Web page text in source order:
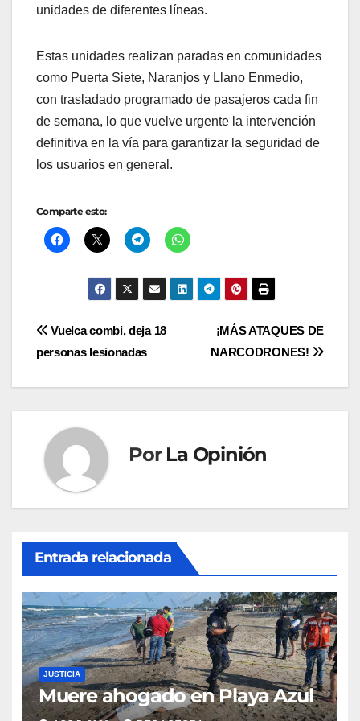
unidades de diferentes líneas.
Estas unidades realizan paradas en comunidades
como Puerta Siete, Naranjos y Llano Enmedio,
con trasladado programado de pasajeros cada fin
de semana, lo que vuelve urgente la intervención
definitiva en la vía para garantizar la seguridad de
los usuarios en general.
Comparte esto:
Navegación
de
¡MÁS ATAQUES DE
NARCODRONES!
Vuelca combi, deja 18
personas lesionadas
Por La Opinión
Entrada relacionada
JUSTICIA
Muere ahogado en Playa Azul